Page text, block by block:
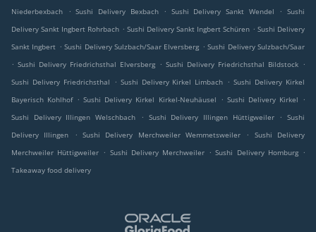
Niederbexbach
. Sushi Delivery Bexbach . Sushi Delivery Sankt Wendel . Sushi
Delivery Sankt Ingbert Rohrbach . Sushi Delivery Sankt Ingbert Schüren . Sushi Delivery
Sankt Ingbert . Sushi Delivery Sulzbach/Saar Elversberg . Sushi Delivery Sulzbach/Saar
. Sushi Delivery Friedrichsthal Elversberg . Sushi Delivery Friedrichsthal Bildstock .
Sushi Delivery Friedrichsthal
. Sushi Delivery Kirkel Limbach . Sushi Delivery Kirkel
Bayerisch Kohlhof . Sushi Delivery Kirkel Kirkel-Neuhäusel . Sushi Delivery Kirkel
.
Sushi Delivery Illingen Welschbach
. Sushi Delivery Illingen Hüttigweiler . Sushi
Delivery Illingen
. Sushi Delivery Merchweiler Wemmetsweiler .
Sushi Delivery
Merchweiler Hüttigweiler . Sushi Delivery Merchweiler . Sushi Delivery Homburg .
Takeaway food delivery